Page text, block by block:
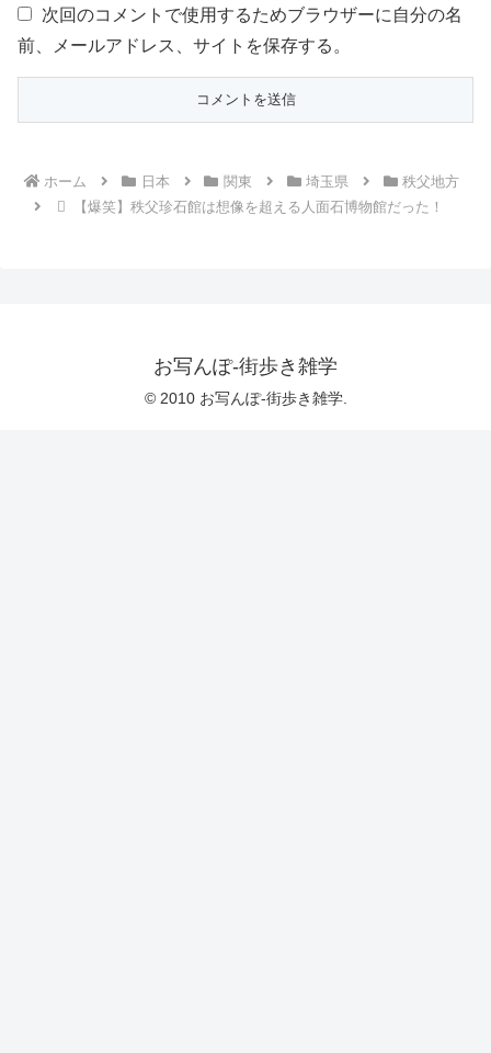
次回のコメントで使用するためブラウザーに自分の名
前、メールアドレス、サイトを保存する。
ホーム 日本 関東 埼玉県
秩父地方
【爆笑】秩父珍石館は想像を超える人面石博物館だった！
お写んぽ-街歩き雑学
© 2010 お写んぽ-街歩き雑学.